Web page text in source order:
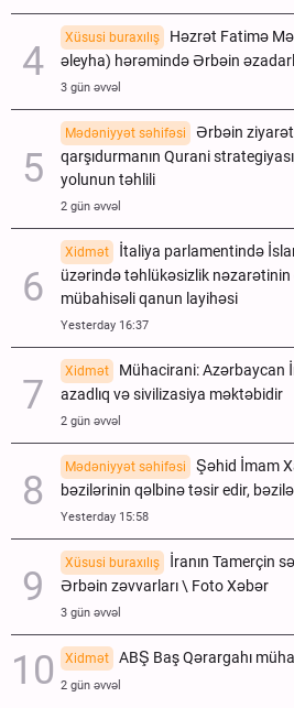
Xüsusi buraxılış
Həzrət Fatimə
əleyha) hərəmində Ərbəin
3 gün əvvəl
Mədəniyyət səhifəsi
Ərbəin
qarşıdurmanın Qurani
yolunun təhlili
2 gün əvvəl
Xidmət
İtaliya parlamentində
üzərində təhlükəsizlik nəzarətinin
mübahisəli qanun layihəsi
Yesterday 16:37
Xidmət
Mühacirani: Azərbaycan
azadlıq və sivilizasiya məktəbidir
2 gün əvvəl
Mədəniyyət səhifəsi
Şəhid İmam
bəzilərinin qəlbinə təsir edir,
Yesterday 15:58
Xüsusi buraxılış
İranın Tamerçin
Ərbəin zəvvarları \ Foto Xəbər
3 gün əvvəl
Xidmət ABŞ Baş Qərargahı
2 gün əvvəl